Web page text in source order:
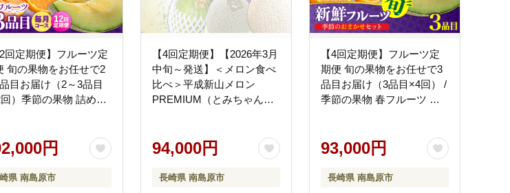
回定期便】フルーツ定
旬の果物をお任せで2
目お届け（2～3品目
）季節の果物 詰め合
フルーツ 冬フルーツ /
原市 / 吉岡青果
円
県 南島原市
【4回定期便】【2026年3月
中旬～発送】＜メロン食べ
比べ＞平成新山メロン
PREMIUM（とみちゃん厳
ーツ 青肉 / 南島原市 / うえ
だメロン園 [SAD012]
94,000円
長崎県 南島原市
【4回定期便】フルーツ定
期便 旬の果物をお任せで3
品目お届け（3品目×4回） /
季節の果物 春フルーツ 夏
果 [SCZ020]
93,000円
長崎県 南島原市